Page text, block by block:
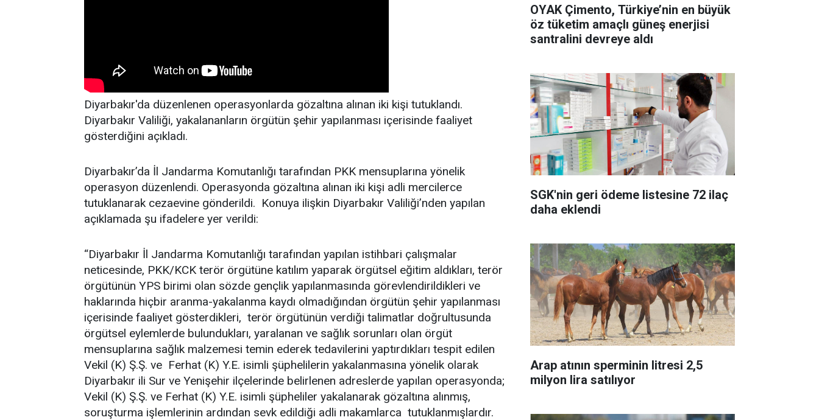
Diyarbakır'da düzenlenen operasyonlarda gözaltına alınan iki kişi tutuklandı.
Diyarbakır Valiliği, yakalananların örgütün şehir yapılanması içerisinde faaliyet
gösterdiğini açıkladı.
Diyarbakır’da İl Jandarma Komutanlığı tarafından PKK mensuplarına yönelik
operasyon düzenlendi. Operasyonda gözaltına alınan iki kişi adli mercilerce
tutuklanarak cezaevine gönderildi. Konuya ilişkin Diyarbakır Valiliği’nden yapılan
açıklamada şu ifadelere yer verildi:
“Diyarbakır İl Jandarma Komutanlığı tarafından yapılan istihbari çalışmalar
neticesinde, PKK/KCK terör örgütüne katılım yaparak örgütsel eğitim aldıkları, terör
örgütünün YPS birimi olan sözde gençlik yapılanmasında görevlendirildikleri ve
haklarında hiçbir aranma-yakalanma kaydı olmadığından örgütün şehir yapılanması
içerisinde faaliyet gösterdikleri, terör örgütünün verdiği talimatlar doğrultusunda
örgütsel eylemlerde bulundukları, yaralanan ve sağlık sorunları olan örgüt
mensuplarına sağlık malzemesi temin ederek tedavilerini yaptırdıkları tespit edilen
Vekil (K) Ş.Ş. ve Ferhat (K) Y.E. isimli şüphelilerin yakalanmasına yönelik olarak
Diyarbakır ili Sur ve Yenişehir ilçelerinde belirlenen adreslerde yapılan operasyonda;
Vekil (K) Ş.Ş. ve Ferhat (K) Y.E. isimli şüpheliler yakalanarak gözaltına alınmış,
soruşturma işlemlerinin ardından sevk edildiği adli makamlarca tutuklanmışlardır.
OYAK Çimento, Türkiye’nin en büyük
öz tüketim amaçlı güneş enerjisi
santralini devreye aldı
SGK'nin geri ödeme listesine 72 ilaç
daha eklendi
Arap atının sperminin litresi 2,5
milyon lira satılıyor